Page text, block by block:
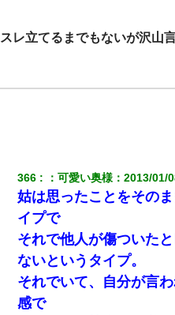
スレ立てるまでもないが沢山
366 ：可愛い奥様 ：2013/01/
姑は思ったことをその
イプで
それで他人が傷ついた
ないというタイプ。
それでいて、自分が言
感で